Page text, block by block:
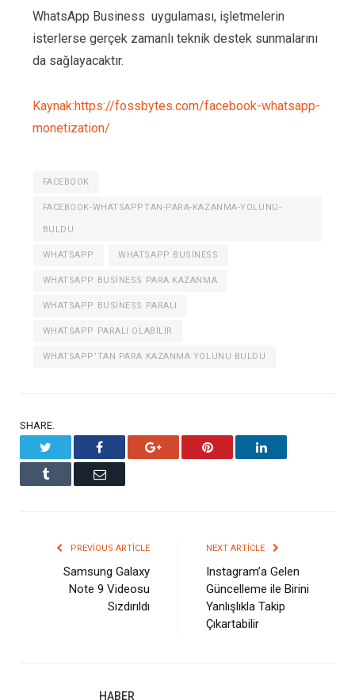
WhatsApp Business uygulaması, işletmelerin
isterlerse gerçek zamanlı teknik destek sunmalarını
da sağlayacaktır.
Kaynak:https://fossbytes.com/facebook-whatsapp-
monetization/
FACEBOOK
FACEBOOK-WHATSAPPTAN-PARA-KAZANMA-YOLUNU-
BULDU
WHATSAPP WHATSAPP BUSINESS
WHATSAPP BUSINESS PARA KAZANMA
WHATSAPP BUSINESS PARALI
WHATSAPP PARALI OLABILIR
WHATSAPP’TAN PARA KAZANMA YOLUNU BULDU
SHARE.
Facebook Google+ Pinterest LinkedIn
Tumblr Email
PREVIOUS ARTICLE
Samsung Galaxy
Note 9 Videosu
Sızdırıldı
NEXT ARTICLE
Instagram’a Gelen
Güncelleme ile Birini
Yanlışlıkla Takip
Çıkartabilir
HABER